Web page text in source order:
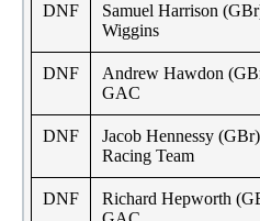
DNF
Samuel Harrison
Wiggins
DNF
Andrew Hawdon
GAC
DNF
Jacob Hennessy
Racing Team
DNF
Richard Hepworth